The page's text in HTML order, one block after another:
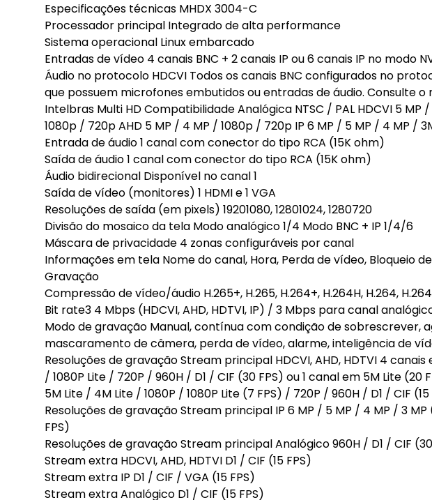
Especificações técnicas MHDX 3004-C
Processador principal Integrado de alta performance
Sistema operacional Linux embarcado
Entradas de vídeo 4 canais BNC + 2 canais IP ou 6 canais IP no modo
Áudio no protocolo HDCVI Todos os canais BNC configurados no
que possuem microfones embutidos ou entradas de áudio. Consulte
Intelbras Multi HD Compatibilidade Analógica NTSC / PAL HDCVI 5 MP
1080p / 720p AHD 5 MP / 4 MP / 1080p / 720p IP 6 MP / 5 MP / 4 MP /
Entrada de áudio 1 canal com conector do tipo RCA (15K ohm)
Saída de áudio 1 canal com conector do tipo RCA (15K ohm)
Áudio bidirecional Disponível no canal 1
Saída de vídeo (monitores) 1 HDMI e 1 VGA
Resoluções de saída (em pixels) 19201080, 12801024, 1280720
Divisão do mosaico da tela Modo analógico 1/4 Modo BNC + IP 1/4/6
Máscara de privacidade 4 zonas configuráveis por canal
Informações em tela Nome do canal, Hora, Perda de vídeo, Bloqueio
Gravação
Compressão de vídeo/áudio H.265+, H.265, H.264+, H.264H, H.264,
Bit rate3 4 Mbps (HDCVI, AHD, HDTVI, IP) / 3 Mbps para canal
Modo de gravação Manual, contínua com condição de sobrescrever,
mascaramento de câmera, perda de vídeo, alarme, inteligência de
Resoluções de gravação Stream principal HDCVI, AHD, HDTVI 4 canais
/ 1080P Lite / 720P / 960H / D1 / CIF (30 FPS) ou 1 canal em 5M Lite (20
5M Lite / 4M Lite / 1080P / 1080P Lite (7 FPS) / 720P / 960H / D1 / CIF (15
Resoluções de gravação Stream principal IP 6 MP / 5 MP / 4 MP / 3
FPS)
Resoluções de gravação Stream principal Analógico 960H / D1 / CIF
Stream extra HDCVI, AHD, HDTVI D1 / CIF (15 FPS)
Stream extra IP D1 / CIF / VGA (15 FPS)
Stream extra Analógico D1 / CIF (15 FPS)